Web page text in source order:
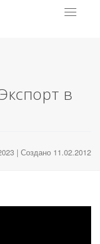
Toggle
в
| Создано 11.02.2012